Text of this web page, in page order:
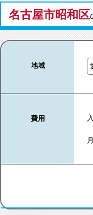
名古屋市昭和区
地域
費用